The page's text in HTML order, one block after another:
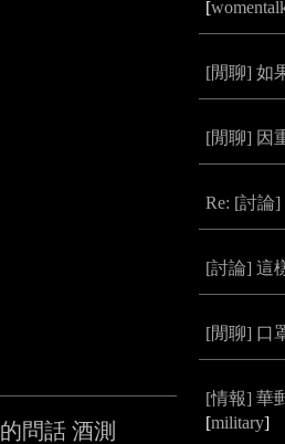
問話 酒測
[
[閒聊] 如
[閒聊] 因
Re: [討論
[討論] 這
[閒聊] 口
[情報] 華
[military]